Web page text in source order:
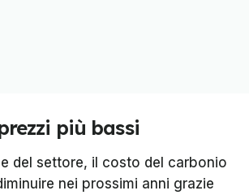
più bassi
del settore, il costo del carbonio
nei prossimi anni grazie